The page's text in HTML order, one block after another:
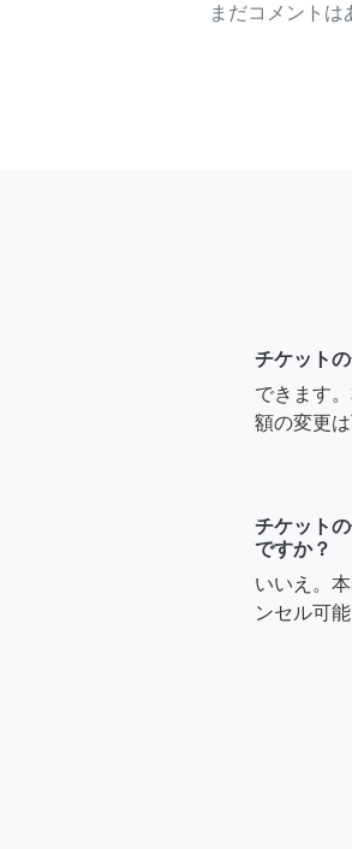
まだコメントは
チケット
できます
額の変更は
チケット
ですか？
いいえ。
ンセル可能